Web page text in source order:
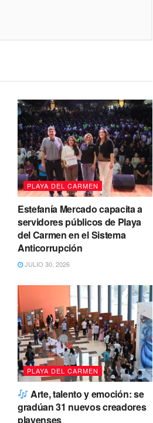
PLAYA DEL CARMEN
Estefanía Mercado capacita a
servidores públicos de Playa
del Carmen en el Sistema
Anticorrupción
JULIO 30, 2026
PLAYA DEL CARMEN
Arte, talento y emoción: se
gradúan 31 nuevos creadores
playenses